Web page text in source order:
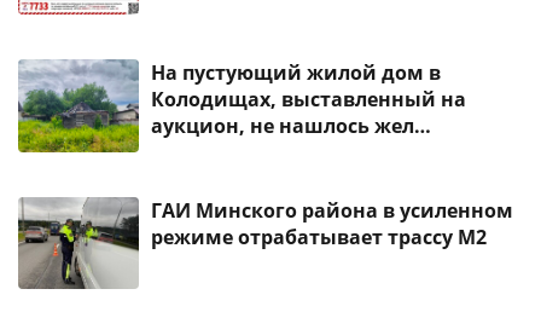
На пустующий жилой дом в
Колодищах, выставленный на
аукцион, не нашлось жел…
ГАИ Минского района в усиленном
режиме отрабатывает трассу М2